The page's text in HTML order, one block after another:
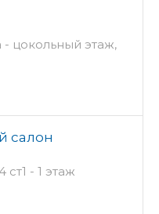
цокольный этаж,
салон
- 1 этаж